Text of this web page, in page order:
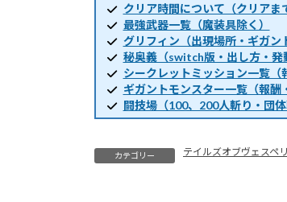
クリア時間について（クリアま
最強武器一覧（魔装具除く）
グリフィン（出現場所・ギガン
秘奥義（switch版・出し方・発
シークレットミッション一覧（
ギガントモンスター一覧（報酬
闘技場（100、200人斬り・団
カテゴリー テイルズオブヴェスペ